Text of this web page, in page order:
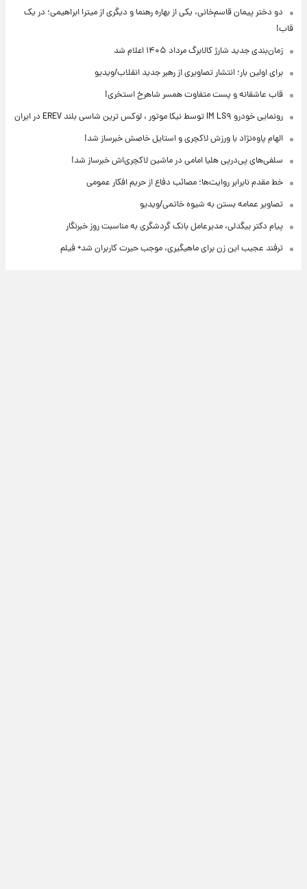
دو دختر پیمان قاسم‌خانی، یکی از بهاره رهنما و دیگری از میترا ابراهیمی؛ در یک
قاب!
زمان‌بندی جدید شارژ کالابرگ مرداد ۱۴۰۵ اعلام شد
برای اولین بار؛ انتشار تصاویری از رهبر جدید انقلاب/ویدیو
قاب عاشقانه و پست متفاوت همسر شاهرخ استخری!
رونمایی خودرو IM LS۹ توسط نیکا موتور ، لوکس ترین شاسی بلند EREV در ایران
الهام پاوه‌نژاد با ورزش لاکچری و استایل خاصش خبرساز شد!
سلفی‌های پی‌درپی هلیا امامی در ماشین لاکچری‌اش خبرساز شد!
خط مقدم نابرابر روایت‌ها؛ مصائب دفاع از حریم افکار عمومی
تصاویر عمامه بستن به شیوه خاتمی/ویدیو
پیام دکتر بیگدلی، مدیرعامل بانک گردشگری به مناسبت روز خبرنگار
ترفند عجیب این زن برای ماهیگیری، موجب حیرت کاربران شد+ فیلم